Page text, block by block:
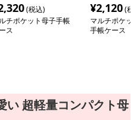
(税込)
チポケット母子手帳
ス
¥2,120(税
マルチポケッ
手帳ケース
い 超軽量コンパクト母